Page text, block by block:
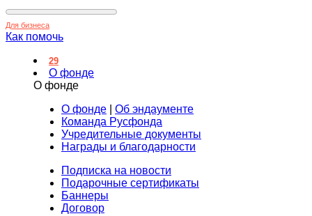
Для бизнеса
Как помочь
29
О фонде
О фонде
О фонде
Об эндаументе
Команда Русфонда
Учредительные документы
Награды и благодарности
Подписка на новости
Подарочные сертификаты
Баннеры
Договор